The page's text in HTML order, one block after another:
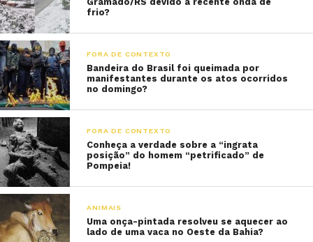
frio?
FORA DE CONTEXTO
Bandeira do Brasil foi queimada por
manifestantes durante os atos ocorridos
no domingo?
FORA DE CONTEXTO
Conheça a verdade sobre a “ingrata
posição” do homem “petrificado” de
Pompeia!
ANIMAIS
Uma onça-pintada resolveu se aquecer ao
lado de uma vaca no Oeste da Bahia?